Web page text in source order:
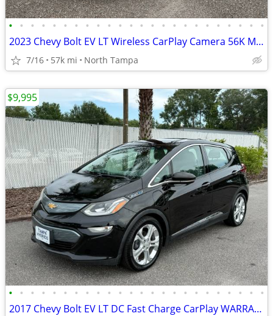
• • • • • • • • • • • • • • • • • • • • • • • •
2023 Chevy Bolt EV LT Wireless CarPlay Camera 56K Miles
7/16 57k mi North Tampa
• • • • • • • • • • • • • • • • • • • • • • • •
2017 Chevy Bolt EV LT DC Fast Charge CarPlay WARRANTY!
$9,995